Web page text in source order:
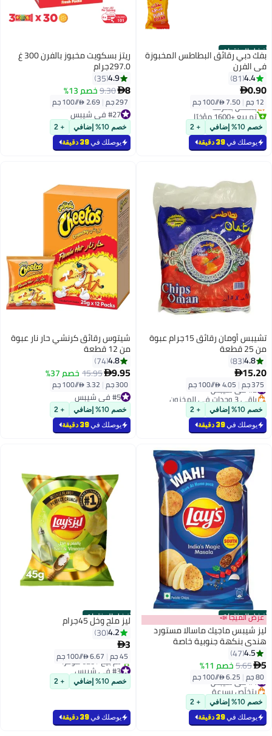
أفضل المنتجات
بفك دبي رقائق البطاطس المخبوزة
في الفرن
4.4
81
0.90
12 جم |7.50 /⁨/100 جم⁩
#1 في شيبس
أقل سعر في 7 يوم
بتخلّص بسرعة
تم بيع +1600 مؤخرًا
#1 في شيبس
خصم 10% إضافي + 2
يوصلك في39 دقيقة
ريتز بسكويت مخبوز بالفرن 300 غ
297.0جرام
4.9
35
8
9.30خصم 13%
297 جم |
#27 في شيبس
#27 في شيبس
خصم 10% إضافي + 2
يوصلك في39 دقيقة
تشيبس أومان رقائق 15جرام عبوة
من 25 قطعة
4.8
83
15.20
375 جم | #2 في شيبس
باقي 3 وحدات في المخزون
#2 في شيبس
خصم 10% إضافي + 2
يوصلك في39 دقيقة
شيتوس رقائق كرنشي حار نار عبوة
من 12 قطعة
4.8
74
9.95
15.95خصم 37%
300 جم |
#5 في شيبس
#5 في شيبس
خصم 10% إضافي + 2
يوصلك في39 دقيقة
أفضل المنتجات
عرض الميجا 📣
ليز شيبس ماجيك ماسالا مستورد
هندي بنكهة جنوبية خاصة
4.5
47
5
5.65خصم 11%
80 جم | #4 في شيبس
بتخلّص بسرعة
#4 في شيبس
خصم 10% إضافي + 2
يوصلك في39 دقيقة
أفضل المنتجات
ليز ملح وخل 45جرام
4.2
30
3
45 جم |
#3 في شيبس
بتخلّص بسرعة
تم بيع +620 مؤخرًا
خصم 10% إضافي + 2
يوصلك في39 دقيقة